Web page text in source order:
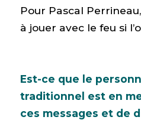
Pour Pascal
à jouer avec le feu si
Est-ce que le
traditionnel est en
ces messages et de